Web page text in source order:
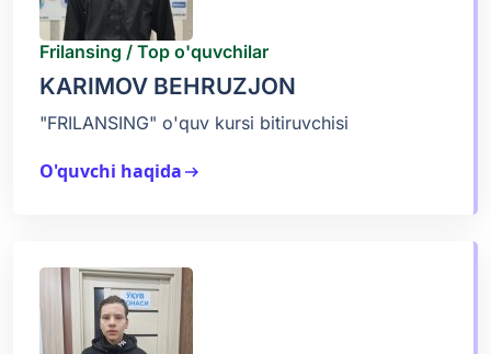
Frilansing / Top o'quvchilar
KARIMOV BEHRUZJON
"FRILANSING" o'quv kursi bitiruvchisi
O'quvchi haqidaarrow_right_alt